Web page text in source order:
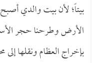
بيتاً؛ لأن بيت والدي
الأرض وطرحنا حجر
بإخراج العظام ونقلها